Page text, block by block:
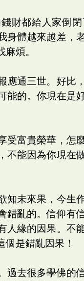
財都給人家倒
身體越來越差，
煩。
應通三世。好比
能的。你現在是
受富貴榮華，怎
不能因為你現在
知未來果，今生
錯亂的。信仰有
人緣的因果。不
是錯亂因果！
過去很多學佛的